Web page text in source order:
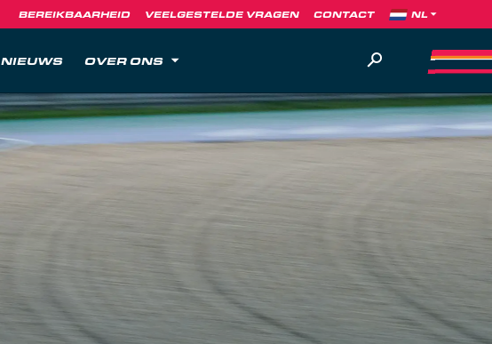
BEREIKBAARHEID VEELGESTELDE VRAGEN CONTACT
NIEUWS OVER ONS